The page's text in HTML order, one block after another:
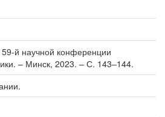
й научной конференции
– Минск, 2023. – С. 143–144.